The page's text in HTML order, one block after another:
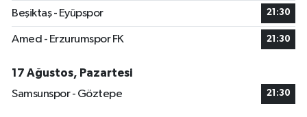
Beşiktaş - Eyüpspor 21:30
Amed - Erzurumspor FK 21:30
17 Ağustos, Pazartesi
Samsunspor - Göztepe
21:30